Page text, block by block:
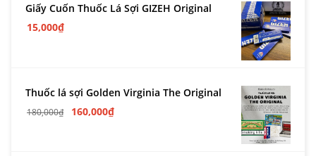
Giấy Cuốn Thuốc Lá Sợi GIZEH Original
15,000₫
Thuốc lá sợi Golden Virginia The Original
180,000₫ 160,000₫